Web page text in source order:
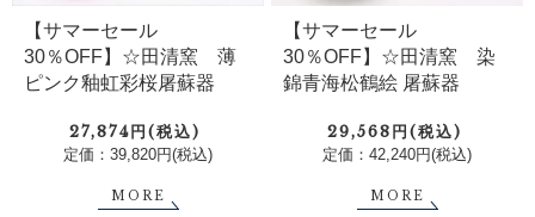
【サマーセール
30％OFF】☆田清窯 薄
ピンク釉虹彩桜屠蘇器
27,874円(税込)
定価：39,820円(税込)
MORE
【サマーセール
30％OFF】☆田清窯 染
錦青海松鶴絵 屠蘇器
29,568円(税込)
定価：42,240円(税込)
MORE